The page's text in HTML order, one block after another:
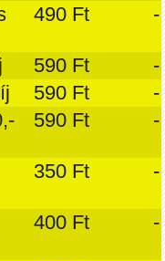
490 Ft -
590 Ft
-
590 Ft
-
590 Ft -
350 Ft -
400 Ft -